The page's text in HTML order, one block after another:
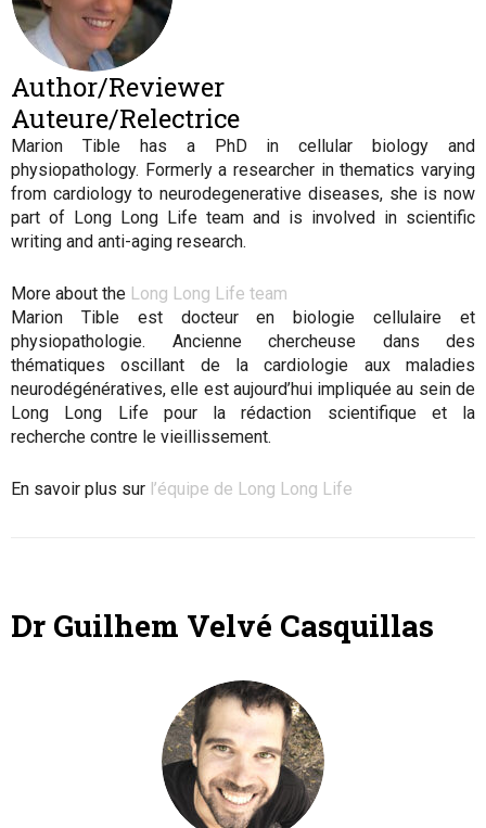
Author/Reviewer
Auteure/Relectrice
Marion Tible has a PhD in cellular biology and
physiopathology. Formerly a researcher in thematics varying
from cardiology to neurodegenerative diseases, she is now
part of Long Long Life team and is involved in scientific
writing and anti-aging research.
More about the Long Long Life team
Marion Tible est docteur en biologie cellulaire et
physiopathologie. Ancienne chercheuse dans des
thématiques oscillant de la cardiologie aux maladies
neurodégénératives, elle est aujourd’hui impliquée au sein de
Long Long Life pour la rédaction scientifique et la
recherche contre le vieillissement.
En savoir plus sur l’équipe de Long Long Life
Dr Guilhem Velvé Casquillas